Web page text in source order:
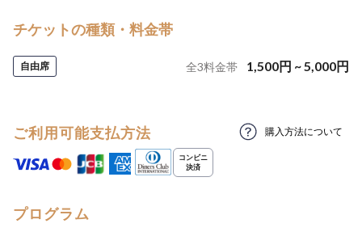
チケットの種類・料金帯
自由席 全3料金帯 1,500円 ~5,000円
ご利用可能支払方法 購入方法について
プログラム